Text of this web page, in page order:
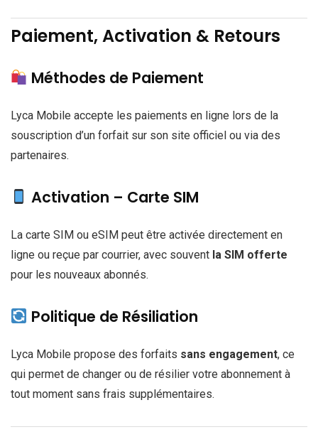
Paiement, Activation & Retours
Méthodes de Paiement
Lyca Mobile accepte les paiements en ligne lors de la
souscription d’un forfait sur son site officiel ou via des
partenaires.
Activation – Carte SIM
La carte SIM ou eSIM peut être activée directement en
ligne ou reçue par courrier, avec souvent la SIM offerte
pour les nouveaux abonnés.
Politique de Résiliation
Lyca Mobile propose des forfaits sans engagement, ce
qui permet de changer ou de résilier votre abonnement à
tout moment sans frais supplémentaires.